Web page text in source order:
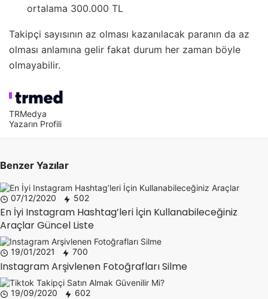
ortalama 300.000 TL
Takipçi sayısının az olması kazanılacak paranın da az
olması anlamına gelir fakat durum her zaman böyle
olmayabilir.
TRMedya
Yazarın Profili
Benzer Yazılar
07/12/2020 502
En İyi Instagram Hashtag’leri İçin Kullanabileceğiniz
Araçlar Güncel Liste
19/01/2021 700
Instagram Arşivlenen Fotoğrafları Silme
19/09/2020 602